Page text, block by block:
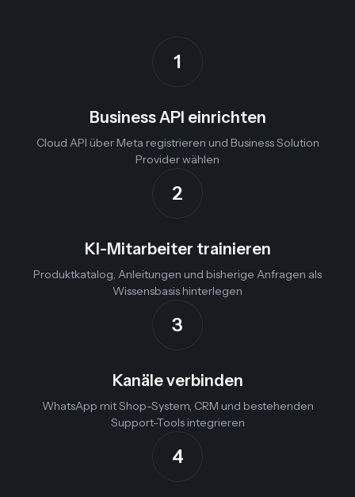
1
Business API einrichten
Cloud API über Meta registrieren und Business Solution
Provider wählen
2
KI-Mitarbeiter trainieren
Produktkatalog, Anleitungen und bisherige Anfragen als
Wissensbasis hinterlegen
3
Kanäle verbinden
WhatsApp mit Shop-System, CRM und bestehenden
Support-Tools integrieren
4